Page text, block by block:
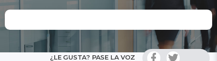
¿LE GUSTA? PASE LA VOZ